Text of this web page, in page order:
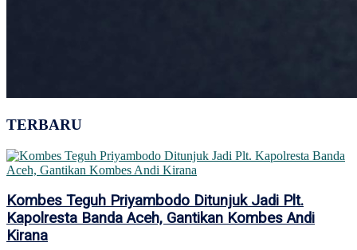
TERBARU
Kombes Teguh Priyambodo Ditunjuk Jadi Plt.
Kapolresta Banda Aceh, Gantikan Kombes Andi
Kirana